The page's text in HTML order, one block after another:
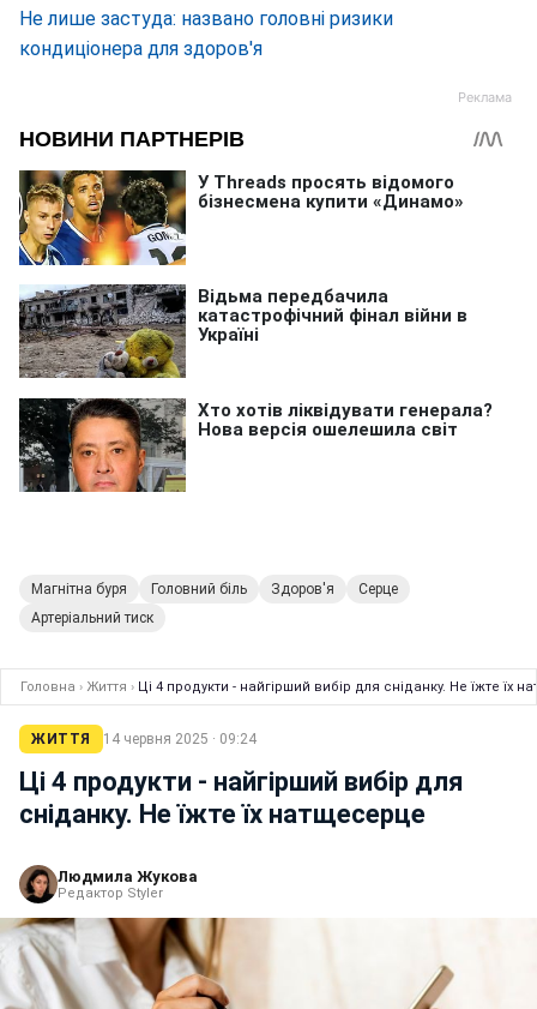
Не лише застуда: названо головні ризики
кондиціонера для здоров'я
Магнітна буря Головний біль Здоров'я
Серце
Артеріальний тиск
Головна › Життя › Ці 4 продукти - найгірший вибір для сніданку. Не їжте їх
ЖИТТЯ 14 червня 2025 · 09:24
Ці 4 продукти - найгірший вибір для
сніданку. Не їжте їх натщесерце
Людмила Жукова
Редактор Styler